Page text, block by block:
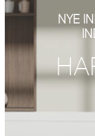
NYE